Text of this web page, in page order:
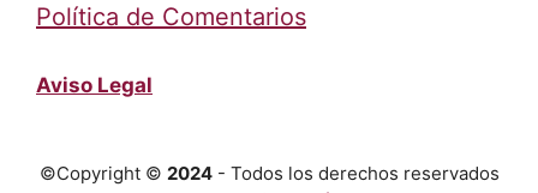
Política de Comentarios
Aviso Legal
©Copyright © 2024- Todos los derechos reservados